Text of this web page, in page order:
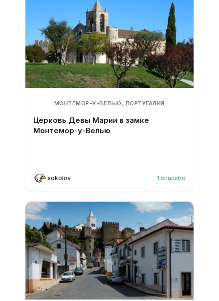
МОНТЕМОР-У-ВЕЛЬЮ, ПОРТУГАЛИЯ
Церковь Девы Марии в замке
Монтемор-у-Велью
sokolov 1 спасибо